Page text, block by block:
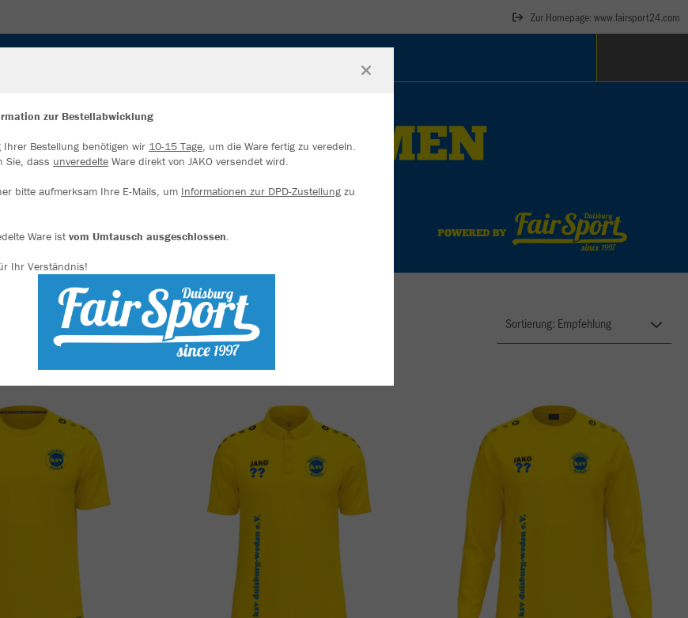
Zur Homepage: www.fairsport24.com
Farbe
zur Bestellabwicklung
Ihrer Bestellung benötigen wir 10-15 Tage, um die Ware fertig zu veredeln.
Sie, dass unveredelte Ware direkt von JAKO versendet wird.
bitte aufmerksam Ihre E-Mails, um Informationen zur DPD-Zustellung zu
Ware istvom Umtausch ausgeschlossen.
Ihr Verständnis!
Cookies
Analyse der Besucherdaten können wir dir personalisierte Inhalte
findest Du in den Einstellungen.
mehr Infos
Datenschutz Impressum